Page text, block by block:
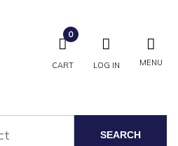
CART
0
LOG IN MENU
SEARCH